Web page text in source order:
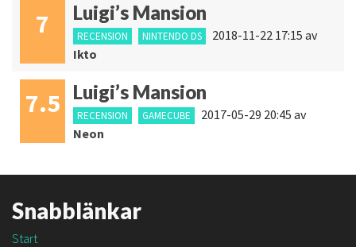
7 Luigi’s Mansion
RECENSION NINTENDO DS 2018-11-22 17:15 av
Ikto
7.5 Luigi’s Mansion
RECENSION GAMECUBE 2017-05-29 20:45 av
Neon
Snabblänkar
Start